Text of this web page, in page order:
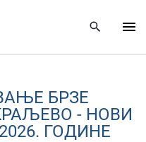
БРЗЕ
- НОВИ
ГОДИНЕ